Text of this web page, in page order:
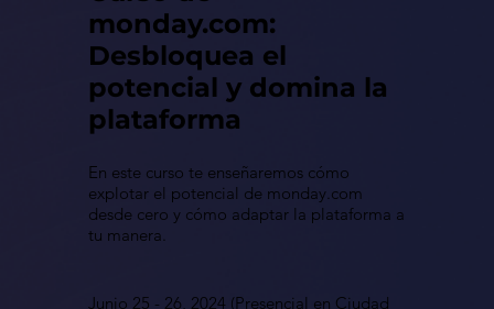
monday.com:
Desbloquea el
potencial y domina la
plataforma
En este curso te enseñaremos cómo
explotar el potencial de monday.com
desde cero y cómo adaptar la plataforma a
tu manera.
Junio 25 - 26, 2024 (Presencial en Ciudad